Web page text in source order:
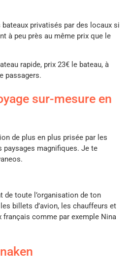
privatisés par des locaux si
à peu près au même prix que le
rapide, prix 23€ le bateau, à
passagers.
sur-mesure en
de plus en plus prisée par les
paysages magnifiques. Je te
de toute l’organisation de ton
billets d’avion, les chauffeurs et
comme par exemple Nina